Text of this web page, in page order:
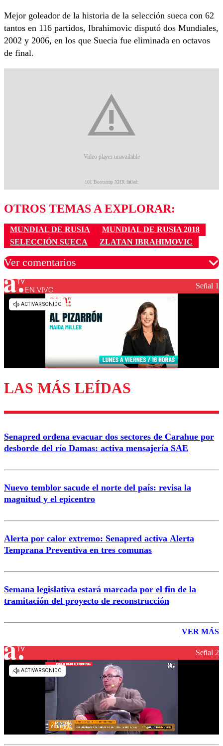
Mejor goleador de la historia de la selección sueca con 62
tantos en 116 partidos, Ibrahimovic disputó dos Mundiales,
2002 y 2006, en los que Suecia fue eliminada en octavos
de final.
OTROS TEMAS A EXPLORAR:
MUNDIAL DE RUSIA
MUNDIAL DE RUSIA 2018
SELECCIÓN SUECA
ZLATAN IBRAHIMOVIC
Ver comentarios
Los comentarios son moderados para garantizar un
diálogo respetuoso.
Enviar comentario
EN VIVO Señal 1
LAS MÁS LEÍDAS
Senapred ordena evacuar dos sectores de Carahue por
desborde del río Damas: activa mensajería SAE
Nuevo temblor sacude el norte del país: revisa la
magnitud y el epicentro
Alerta por calor extremo: Senapred activa Alerta
Temprana Preventiva en tres comunas
Semana legislativa estará marcada por el fin de la
tramitación del proyecto de reconstrucción
VER MÁS
Señal 2